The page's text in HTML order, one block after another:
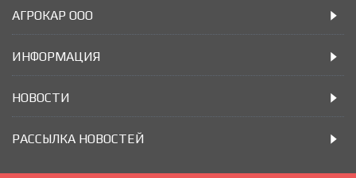
АГРОКАР ООО
ИНФОРМАЦИЯ
НОВОСТИ
РАССЫЛКА НОВОСТЕЙ